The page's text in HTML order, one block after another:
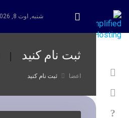
Minimize Menu
شنبه, اوت 8, 2026
level_2_106
ثبت نام کنید
اعضا ثبت نام کنید